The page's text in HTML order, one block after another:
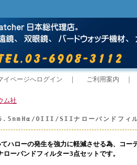
イページへログイン ｜ ご利用案内 ｜
ム社
OIII/SIIナローバンドフィル
てハローの発生を強力に軽減させる為、コ
バンドフィルター3点セットです。